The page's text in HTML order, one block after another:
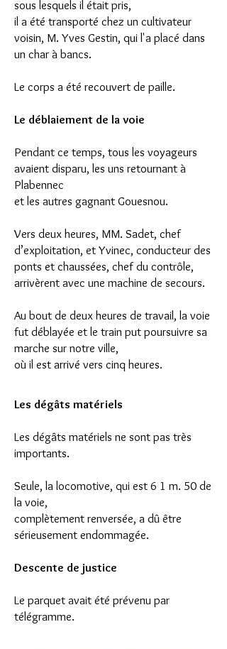
sous lesquels il était pris,
il a été transporté chez un cultivateur
voisin, M. Yves Gestin, qui l'a placé dans
un char à bancs.
Le corps a été recouvert de paille.
Le déblaiement de la voie
Pendant ce temps, tous les voyageurs
avaient disparu, les uns retournant à
Plabennec
et les autres gagnant Gouesnou.
Vers deux heures, MM. Sadet, chef
d’exploitation, et Yvinec, conducteur des
ponts et chaussées, chef du contrôle,
arrivèrent avec une machine de secours.
Au bout de deux heures de travail, la voie
fut déblayée et le train put poursuivre sa
marche sur notre ville,
où il est arrivé vers cinq heures.
Les dégâts matériels
Les dégâts matériels ne sont pas très
importants.
Seule, la locomotive, qui est 6 1 m. 50 de
la voie,
complètement renversée, a dû être
sérieusement endommagée.
Descente de justice
Le parquet avait été prévenu par
télégramme.